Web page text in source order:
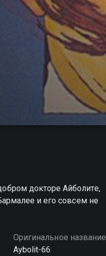
докторе Айболите,
и его совсем не
Оригинальное название
Aybolit-66